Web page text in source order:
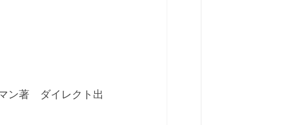
ン著　ダイレクト出